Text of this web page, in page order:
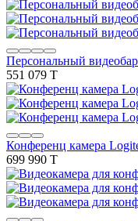
Персональный
551 079 T
Конференц камера
699 990 T